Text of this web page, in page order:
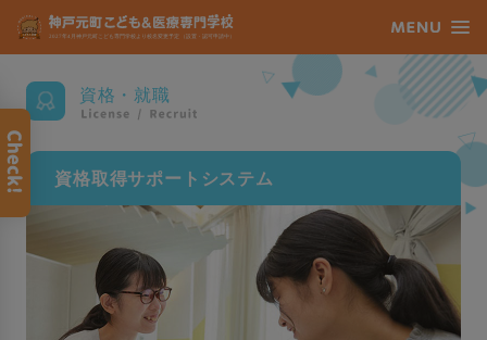
資格・就職
資格取得サポートシステム